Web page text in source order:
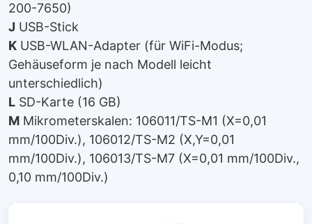
200-7650)
J USB-Stick
K USB-WLAN-Adapter (für WiFi-Modus;
Gehäuseform je nach Modell leicht
unterschiedlich)
L SD-Karte (16 GB)
M Mikrometerskalen: 106011/TS-M1 (X=0,01
mm/100Div.), 106012/TS-M2 (X,Y=0,01
mm/100Div.), 106013/TS-M7 (X=0,01 mm/100Div.,
0,10 mm/100Div.)